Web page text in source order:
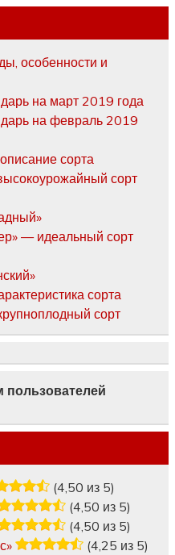
особенности и
на март 2019 года
на февраль 2019
сорта
сорт
— идеальный сорт
сорта
сорт
пользователей
(4,50 из 5)
(4,50 из 5)
(4,50 из 5)
(4,25 из 5)